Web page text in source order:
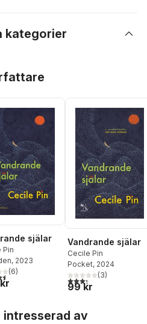
kategorier
själar
Pin
, 2023
5 stjärnor. Totalt antal röster:
(6)
Vandrande själar
Cecile Pin
Pocket, 2024
3,3utav 5 stjärnor.
(3)
99 kr
intresserad av